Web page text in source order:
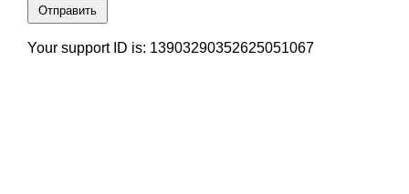
Отправить
Your support ID is: 13903290352625051067